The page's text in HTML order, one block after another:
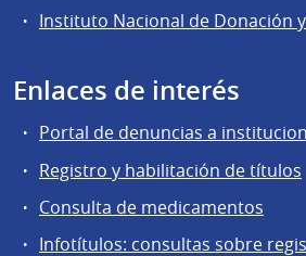
Instituto Nacional de Donación
Enlaces de interés
Portal de denuncias a
Registro y habilitación de títulos
Consulta de medicamentos
Infotítulos: consultas sobre